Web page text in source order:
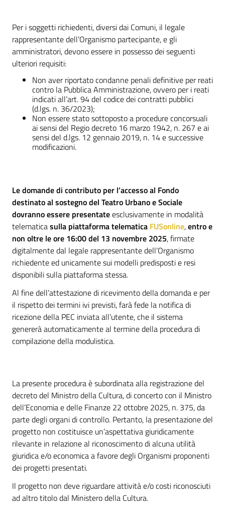
Per i soggetti richiedenti, diversi dai Comuni, il legale
rappresentante dell’Organismo partecipante, e gli
amministratori, devono essere in possesso dei seguenti
ulteriori requisiti:
Non aver riportato condanne penali definitive per reati
contro la Pubblica Amministrazione, ovvero per i reati
indicati all’art. 94 del codice dei contratti pubblici
(d.lgs. n. 36/2023);
Non essere stato sottoposto a procedure concorsuali
ai sensi del Regio decreto 16 marzo 1942, n. 267 e ai
sensi del d.lgs. 12 gennaio 2019, n. 14 e successive
modificazioni.
Le domande di contributo per l’accesso al Fondo
destinato al sostegno del Teatro Urbano e Sociale
dovranno essere presentateesclusivamente in modalità
telematicasulla piattaforma telematica FUSonline,entro e
non oltre le ore 16:00 del 13 novembre 2025, firmate
digitalmente dal legale rappresentante dell’Organismo
richiedente ed unicamente sui modelli predisposti e resi
disponibili sulla piattaforma stessa.
Al fine dell’attestazione di ricevimento della domanda e per
il rispetto dei termini ivi previsti, farà fede la notifica di
ricezione della PEC inviata all’utente, che il sistema
genererà automaticamente al termine della procedura di
compilazione della modulistica.
La presente procedura è subordinata alla registrazione del
decreto del Ministro della Cultura, di concerto con il Ministro
dell’Economia e delle Finanze 22 ottobre 2025, n. 375, da
parte degli organi di controllo. Pertanto, la presentazione del
progetto non costituisce un’aspettativa giuridicamente
rilevante in relazione al riconoscimento di alcuna utilità
giuridica e/o economica a favore degli Organismi proponenti
dei progetti presentati.
Il progetto non deve riguardare attività e/o costi riconosciuti
ad altro titolo dal Ministero della Cultura.